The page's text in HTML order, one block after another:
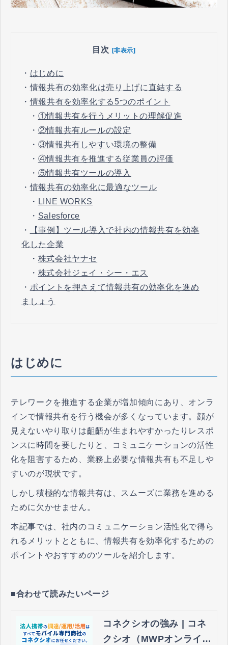
目次 [非表示]
・ はじめに
・情報共有の効率化は売り上げに直結する
・情報共有を効率化する5つのポイント
・ ①情報共有を行うメリットの理解促進
・ ②情報共有ルールの設定
・ ③情報共有しやすい環境の整備
・ ④情報共有を推進する従業員の評価
・ ⑤情報共有ツールの導入
・情報共有の効率化に最適なツール
・ LINE WORKS
・ Salesforce
・
【事例】ツール導入で社内の情報共有を効率
化した企業
・ 株式会社ヤナセ
・ 株式会社ジェイ・シー・エス
・ ポイントを押さえて情報共有の効率化を進め
ましょう
はじめに
テレワークを推進する企業が増加傾向にあり、オンラ
インで情報共有を行う機会が多くなっています。顔が
見えないやり取りは齟齬が生まれやすかったりレスポ
ンスに時間を要したりと、コミュニケーションの活性
化を阻害するため、業務上必要な情報共有も不足しや
すいのが現状です。
しかし積極的な情報共有は、スムーズに業務を進める
ために欠かせません。
本記事では、社内のコミュニケーション活性化で得ら
れるメリットとともに、情報共有を効率化するための
ポイントやおすすめのツールを紹介します。
■合わせて読みたいページ
コネクシオの強み | コネ
クシオ（MWPオンライ